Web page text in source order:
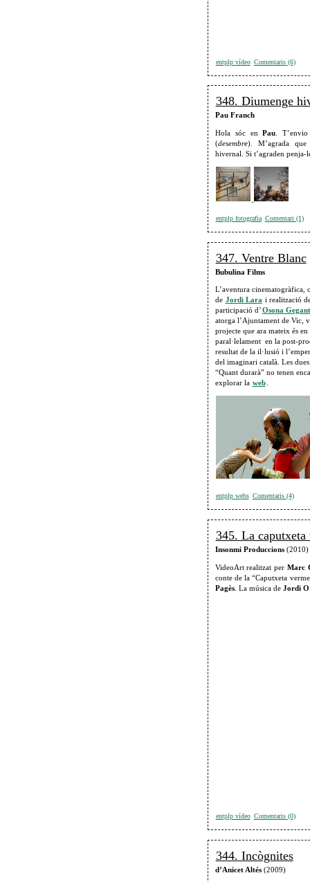
entplp vídeo Comentaris (6)
348. Diumenge
Pau Franch
Hola sóc enPau .
(desembre). M’agrada
hivernal. Si t’agraden
entplp fotografia Comentari (1)
347. Ventre Blanc
Bubulina Films
L’aventura
de Jordi Lara i realització
participació d’Osona
atorga l’Ajuntament de Vic,
projecte que ara mateix és
paral·lelament en la post-
resultat de la il·lusió i
del imaginari català. Les
“Quant durarà” no tenen
explorar la web
entplp webs Comentaris (4)
345. La
Insonmi Produccions (2010)
VideoArt realitzat per Marc
conte de la “Caputxeta
Pagès. La música de Jordi
entplp vídeo Comentaris (0)
344. Incògnites
d’Anicet Altés(2009)